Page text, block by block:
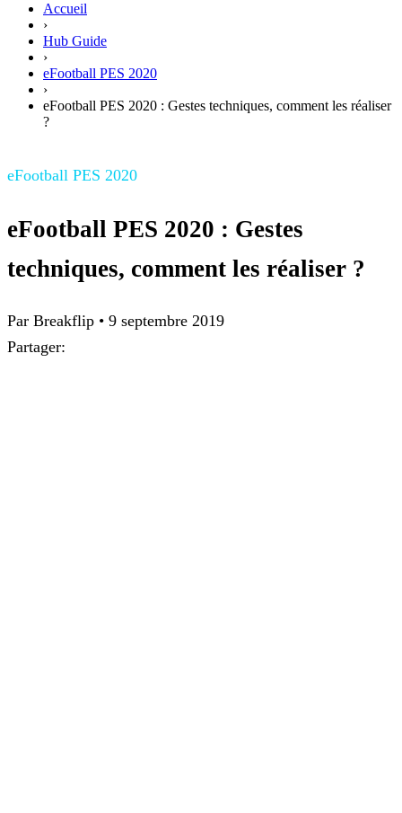
Accueil
›
Hub Guide
›
eFootball PES 2020
›
eFootball PES 2020 : Gestes techniques, comment les réaliser
?
eFootball PES 2020
eFootball PES 2020 : Gestes
techniques, comment les réaliser ?
Par Breakflip • 9 septembre 2019
Partager: